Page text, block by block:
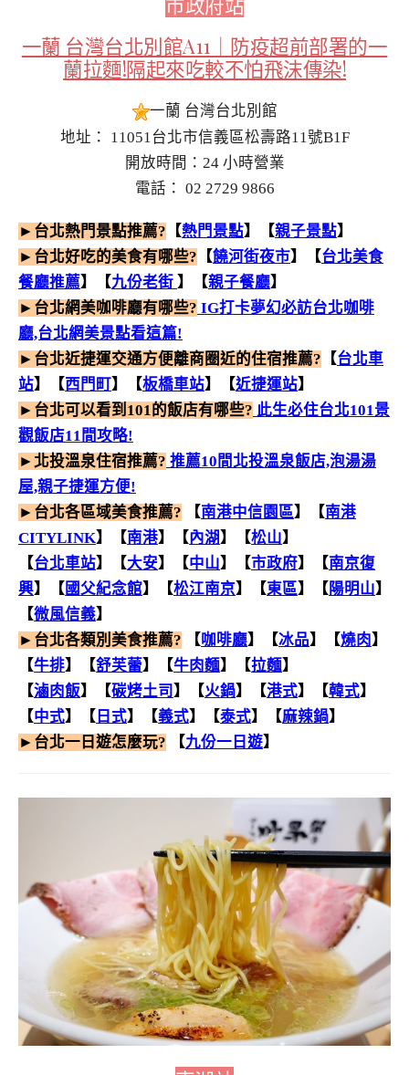
一蘭 台灣台北別館A11｜防疫超前部署的一
蘭拉麵!隔起來吃較不怕飛沫傳染!
一蘭 台灣台北別館
地址： 11051台北市信義區松壽路11號B1F
開放時間：24 小時營業
電話： 02 2729 9866
►台北熱門景點推薦? 【熱門景點】【親子景點】
►台北好吃的美食有哪些? 【饒河街夜市】【台北美食
餐廳推薦】【九份老街 】【親子餐廳】
►台北網美咖啡廳有哪些? IG打卡夢幻必訪台北咖啡
廳,台北網美景點看這篇!
►台北近捷運交通方便離商圈近的住宿推薦? 【台北車
站】【西門町】【板橋車站】【近捷運站】
►台北可以看到101的飯店有哪些? 此生必住台北101景
觀飯店11間攻略!
►北投溫泉住宿推薦? 推薦10間北投溫泉飯店,泡湯湯
屋,親子捷運方便!
►台北各區域美食推薦? 【南港中信園區】【南港
CITYLINK】【南港】【內湖】【松山】
【台北車站】 【大安】 【中山】【市政府】【南京復
興】【 國父紀念館】【松江南京】【東區】【 陽明山】
【微風信義】
►台北各類別美食推薦? 【咖啡廳】【冰品】【燒肉】
【牛排】【舒芙蕾】【牛肉麵】【拉麵】
【滷肉飯】【碳烤土司 】 【火鍋】【港式】【韓式】
【中式】【 日式】【義式】【泰式】【麻辣鍋】
►台北一日遊怎麼玩? 【九份一日遊】